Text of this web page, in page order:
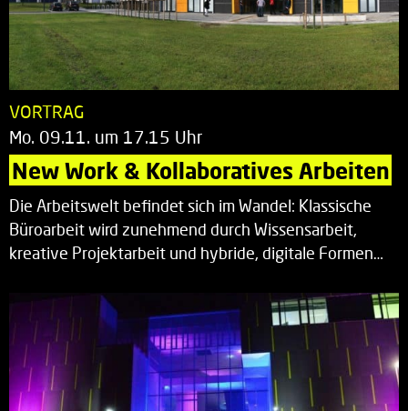
VORTRAG
Mo. 09.11. um 17.15 Uhr
New Work & Kollaboratives Arbeiten
Die Arbeitswelt befindet sich im Wandel: Klassische
Büroarbeit wird zunehmend durch Wissensarbeit,
kreative Projektarbeit und hybride, digitale Formen…